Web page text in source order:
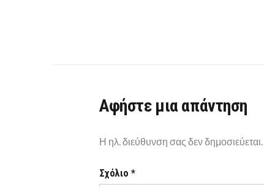
Αφήστε μια απάντηση
Η ηλ. διεύθυνση σας δεν δημοσιεύεται.
Σχόλιο *